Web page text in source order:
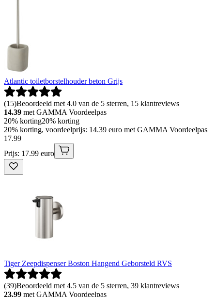
Atlantic toiletborstelhouder beton Grijs
(15)Beoordeeld met 4.0 van de 5 sterren, 15 klantreviews
14.39 met GAMMA Voordeelpas
20% korting20% korting
20% korting, voordeelprijs: 14.39 euro met GAMMA Voordeelpas
17.99
Prijs: 17.99 euro
Tiger Zeepdispenser Boston Hangend Geborsteld RVS
(39)Beoordeeld met 4.5 van de 5 sterren, 39 klantreviews
23.99 met GAMMA Voordeelpas